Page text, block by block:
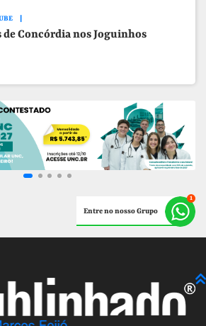
de Concórdia nos Joguinhos
Entre no nosso Grupo